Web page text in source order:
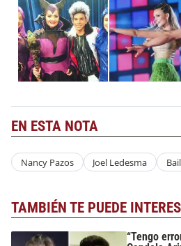
EN ESTA NOTA
Nancy Pazos Joel Ledesma
TAMBIÉN TE PUEDE
“Tengo